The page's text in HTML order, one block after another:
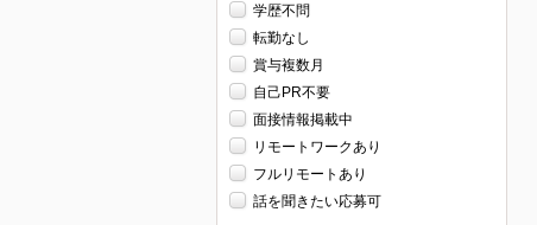
学歴不問
転勤なし
賞与複数月
自己PR不要
面接情報掲載中
リモートワークあり
フルリモートあり
話を聞きたい応募可